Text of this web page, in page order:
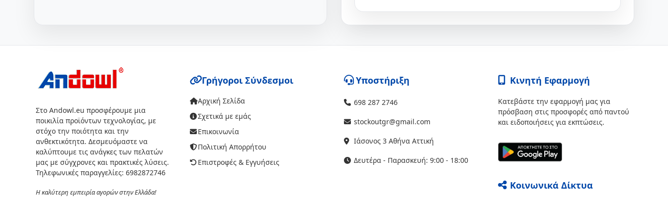
Στο Andowl.eu προσφέρουμε μια
ποικιλία προϊόντων τεχνολογίας, με
στόχο την ποιότητα και την
ανθεκτικότητα. Δεσμευόμαστε να
καλύπτουμε τις ανάγκες των πελατών
μας με σύγχρονες και πρακτικές λύσεις.
Τηλεφωνικές παραγγελίες: 6982872746
Η καλύτερη εμπειρία αγορών στην Ελλάδα!
Γρήγοροι Σύνδεσμοι
Αρχική Σελίδα
Σχετικά με εμάς
Επικοινωνία
Πολιτική Απορρήτου
Επιστροφές & Εγγυήσεις
Υποστήριξη
698 287 2746
stockoutgr@gmail.com
Ιάσονος 3 Αθήνα Αττική
Δευτέρα - Παρασκευή: 9:00 - 18:00
Κινητή Εφαρμογή
Κατεβάστε την εφαρμογή μας για
πρόσβαση στις προσφορές από παντού
και ειδοποιήσεις για εκπτώσεις.
Κοινωνικά Δίκτυα